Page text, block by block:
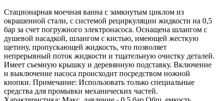
Стационарная моечная ванна с замкнутым циклом из
окрашенной стали, с системой рециркуляции жидкости на 0,5
бар за счет погружного электронасоса. Оснащена шлангом с
душевой насадкой, шлангом с кистью, имеющей жесткую
щетину, пропускающей жидкость, что позволяет
непрерывный поток жидкости и тщательную очистку деталей.
Имеет съемную крышку и деревянную подставку. Включение
и выключение насоса происходит посредством ножной
кнопки. Примечание: Использовать только специальные
средства для промывки механических частей.